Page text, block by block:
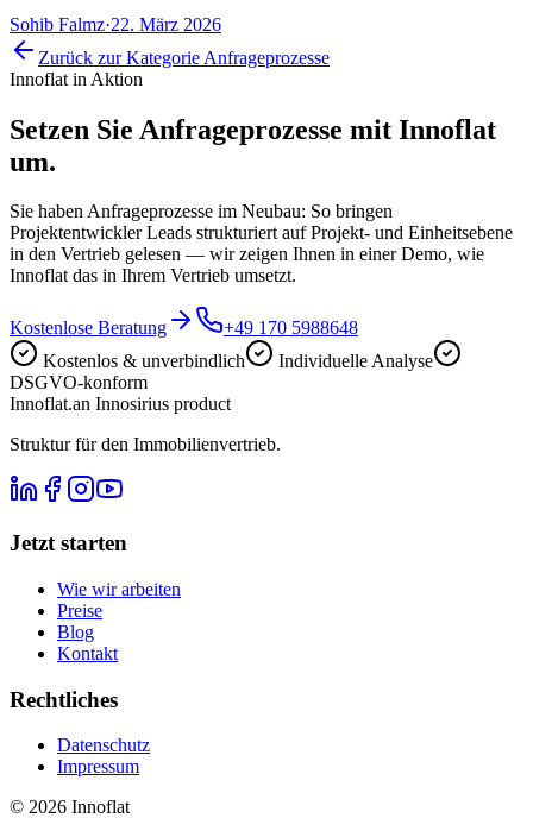
Sohib Falmz·22. März 2026
Zurück zur Kategorie Anfrageprozesse
Innoflat in Aktion
Setzen Sie Anfrageprozesse mit Innoflat
um.
Sie haben Anfrageprozesse im Neubau: So bringen
Projektentwickler Leads strukturiert auf Projekt- und Einheitsebene
in den Vertrieb gelesen — wir zeigen Ihnen in einer Demo, wie
Innoflat das in Ihrem Vertrieb umsetzt.
Kostenlose Beratung
+49 170 5988648
Kostenlos & unverbindlich
Individuelle Analyse
DSGVO-konform
Innoflat.an Innosirius product
Struktur für den Immobilienvertrieb.
Jetzt starten
Wie wir arbeiten
Preise
Blog
Kontakt
Rechtliches
Datenschutz
Impressum
© 2026 Innoflat